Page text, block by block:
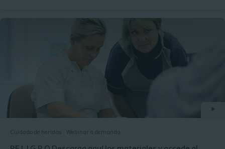
Cuidado de heridas Webinar a demanda